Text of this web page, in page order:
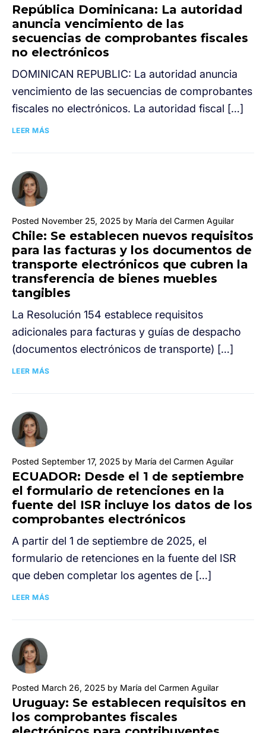
República Dominicana: La autoridad
anuncia vencimiento de las
secuencias de comprobantes fiscales
no electrónicos
DOMINICAN REPUBLIC: La autoridad anuncia
vencimiento de las secuencias de comprobantes
fiscales no electrónicos. La autoridad fiscal […]
LEER MÁS
Posted November 25, 2025 by María del Carmen Aguilar
Chile: Se establecen nuevos requisitos
para las facturas y los documentos de
transporte electrónicos que cubren la
transferencia de bienes muebles
tangibles
La Resolución 154 establece requisitos
adicionales para facturas y guías de despacho
(documentos electrónicos de transporte) […]
LEER MÁS
Posted September 17, 2025 by María del Carmen Aguilar
ECUADOR: Desde el 1 de septiembre
el formulario de retenciones en la
fuente del ISR incluye los datos de los
comprobantes electrónicos
A partir del 1 de septiembre de 2025, el
formulario de retenciones en la fuente del ISR
que deben completar los agentes de […]
LEER MÁS
Posted March 26, 2025 by María del Carmen Aguilar
Uruguay: Se establecen requisitos en
los comprobantes fiscales